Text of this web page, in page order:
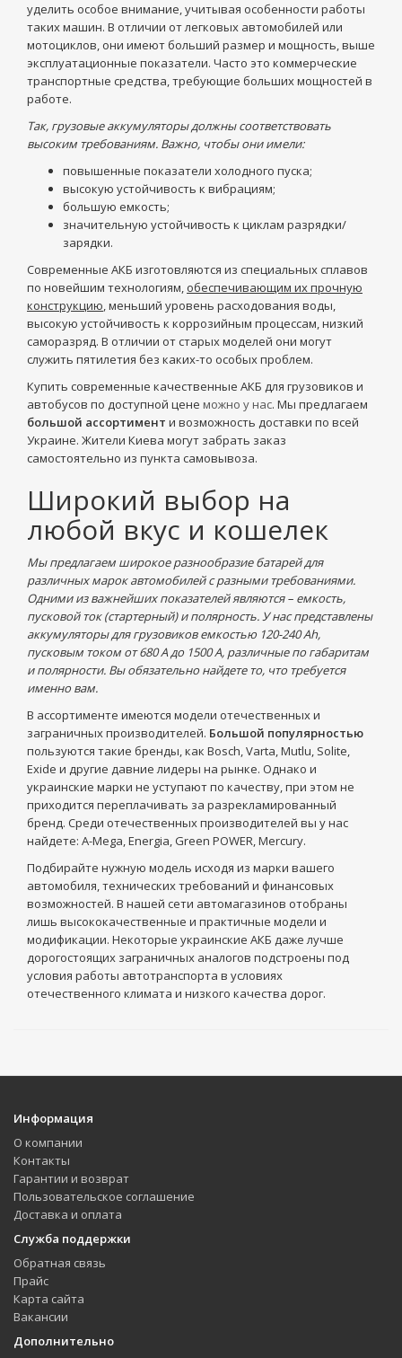
уделить особое внимание, учитывая особенности работы
таких машин. В отличии от легковых автомобилей или
мотоциклов, они имеют больший размер и мощность, выше
эксплуатационные показатели. Часто это коммерческие
транспортные средства, требующие больших мощностей в
работе.
Так, грузовые аккумуляторы должны соответствовать
высоким требованиям. Важно, чтобы они имели:
повышенные показатели холодного пуска;
высокую устойчивость к вибрациям;
большую емкость;
значительную устойчивость к циклам разрядки/
зарядки.
Современные АКБ изготовляются из специальных сплавов
по новейшим технологиям, обеспечивающим их прочную
конструкцию, меньший уровень расходования воды,
высокую устойчивость к коррозийным процессам, низкий
саморазряд. В отличии от старых моделей они могут
служить пятилетия без каких-то особых проблем.
Купить современные качественные АКБ для грузовиков и
автобусов по доступной цене можно у нас. Мы предлагаем
большой ассортимент и возможность доставки по всей
Украине. Жители Киева могут забрать заказ
самостоятельно из пункта самовывоза.
Широкий выбор на
любой вкус и кошелек
Мы предлагаем широкое разнообразие батарей для
различных марок автомобилей с разными требованиями.
Одними из важнейших показателей являются – емкость,
пусковой ток (стартерный) и полярность. У нас представлены
аккумуляторы для грузовиков емкостью 120-240 Ah,
пусковым током от 680 А до 1500 А, различные по габаритам
и полярности. Вы обязательно найдете то, что требуется
именно вам.
В ассортименте имеются модели отечественных и
заграничных производителей. Большой популярностью
пользуются такие бренды, как Bosch, Varta, Mutlu, Solite,
Exide и другие давние лидеры на рынке. Однако и
украинские марки не уступают по качеству, при этом не
приходится переплачивать за разрекламированный
бренд. Среди отечественных производителей вы у нас
найдете: A-Mega, Energia, Green POWER, Mercury.
Подбирайте нужную модель исходя из марки вашего
автомобиля, технических требований и финансовых
возможностей. В нашей сети автомагазинов отобраны
лишь высококачественные и практичные модели и
модификации. Некоторые украинские АКБ даже лучше
дорогостоящих заграничных аналогов подстроены под
условия работы автотранспорта в условиях
отечественного климата и низкого качества дорог.
Информация
О компании
Контакты
Гарантии и возврат
Пользовательское соглашение
Доставка и оплата
Служба поддержки
Обратная связь
Прайс
Карта сайта
Вакансии
Дополнительно